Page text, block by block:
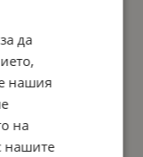
да
нашия
на
нашите